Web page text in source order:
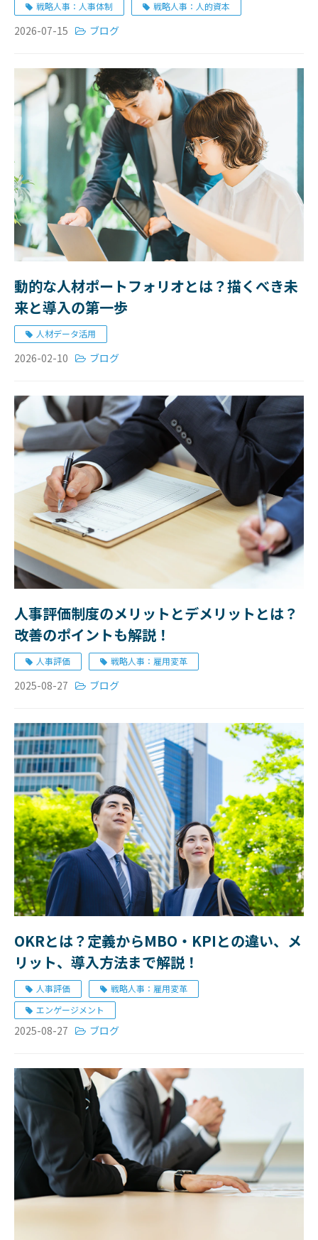
戦略人事：人事体制 戦略人事：人的資本
2026-07-15 ブログ
動的な人材ポートフォリオとは？描くべき未
来と導入の第一歩
人材データ活用
2026-02-10 ブログ
人事評価制度のメリットとデメリットとは？
改善のポイントも解説！
人事評価 戦略人事：雇用変革
2025-08-27 ブログ
OKRとは？定義からMBO・KPIとの違い、メ
リット、導入方法まで解説！
人事評価
戦略人事：雇用変革
エンゲージメント
2025-08-27 ブログ